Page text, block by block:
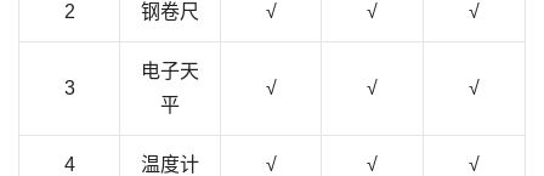
2 钢卷尺 √ √ √
3
电子天
平
√ √ √
4 温度计 √ √ √